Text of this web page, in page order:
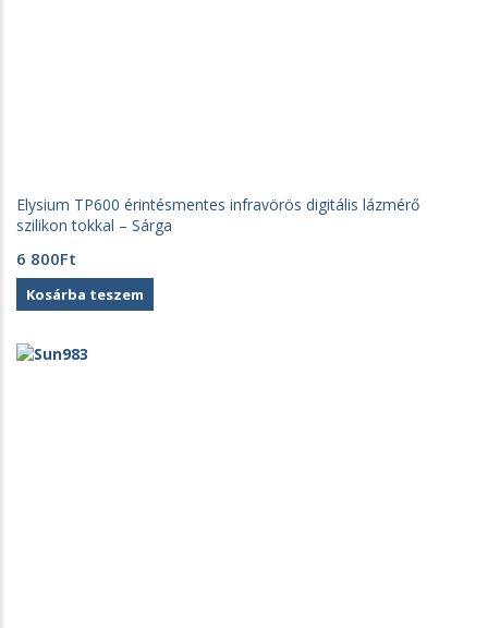
Elysium TP600 érintésmentes infravörös digitális lázmérő
szilikon tokkal – Sárga
6 800Ft
Kosárba teszem